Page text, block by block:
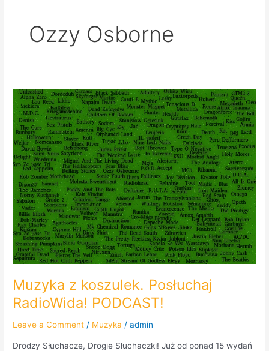
Ozzy Osborne
Muzyka z koszulek. Posłuchaj
RadioWida! PODCAST!
Leave a Comment / Muzyka /admin
Drodzy Słuchacze, Drogie Słuchaczki! Już od ponad 15 wydań
Muzyka
koszulek.
Posłuchaj
RadioWida!
PODCAST!